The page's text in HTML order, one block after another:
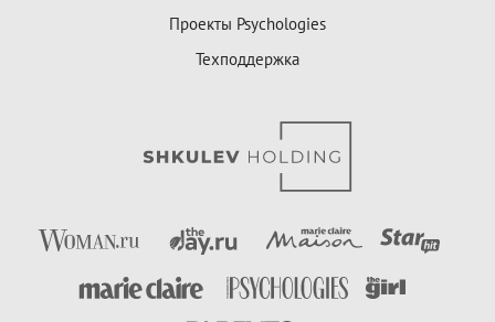
Проекты Psychologies
Техподдержка